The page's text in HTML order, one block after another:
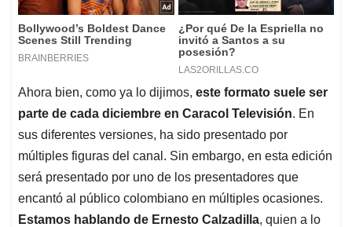
Ahora bien, como ya lo dijimos, este formato suele ser
parte de cada diciembre en Caracol Televisión. En
sus diferentes versiones, ha sido presentado por
múltiples figuras del canal. Sin embargo, en esta edición
será presentado por uno de los presentadores que
encantó al público colombiano en múltiples ocasiones.
Estamos hablando de Ernesto Calzadilla, quien a lo